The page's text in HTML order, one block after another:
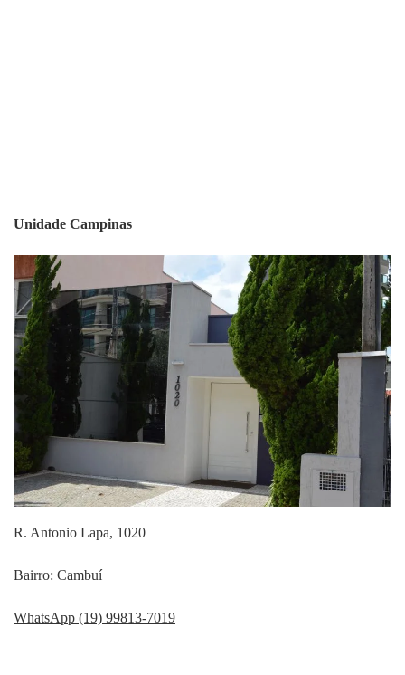
Unidade Campinas
R. Antonio Lapa, 1020
Bairro: Cambuí
WhatsApp (19) 99813-7019